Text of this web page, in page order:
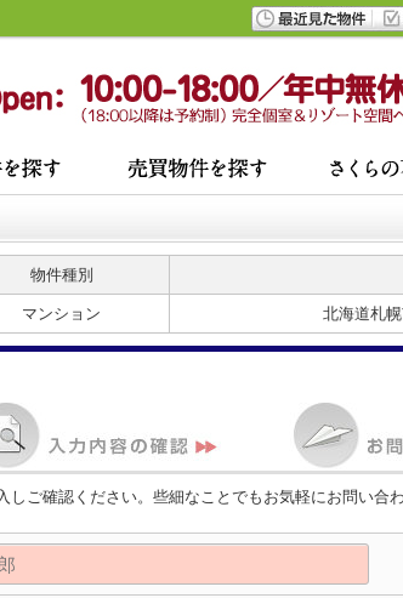
物件種別
マンション 北海道札
しご確認ください。些細なことでもお気軽にお問い合